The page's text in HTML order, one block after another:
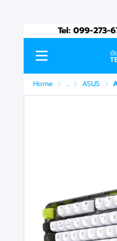
Tel: 099-273-
Home ... ASUS